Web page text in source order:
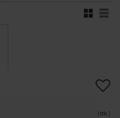
RutenettListe
stk.
Gem